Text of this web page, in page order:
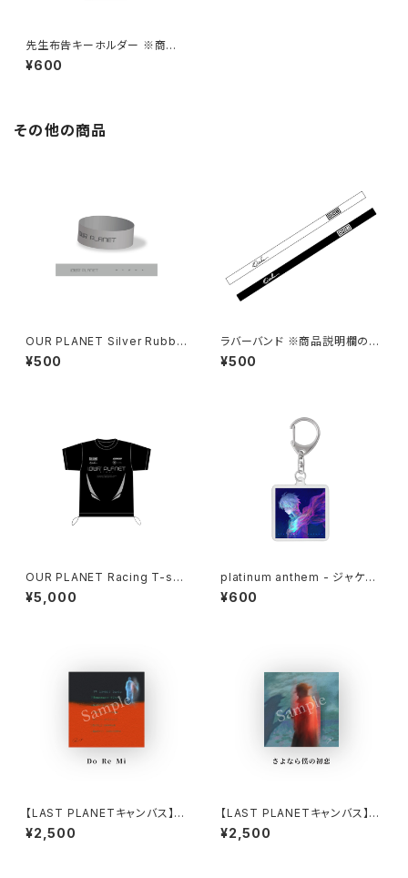
先生布告キーホルダー ※商品
説明欄の内容を必ずご確認くだ
さい
¥600
その他の商品
OUR PLANET Silver Rubbe
r band ※商品説明欄の内容を
必ずご確認ください
¥500
ラバーバンド ※商品説明欄の内
容を必ずご確認ください
¥500
OUR PLANET Racing T-shi
rt 【Mサイズ】※商品説明欄の内
容を必ずご確認ください
¥5,000
platinum anthem - ジャケッ
トキーホルダー ※商品説明欄の
内容を必ずご確認ください
¥600
【LAST PLANETキャンバス】D
o Re Mi
¥2,500
【LAST PLANETキャンバス】さ
よなら僕の初恋
¥2,500